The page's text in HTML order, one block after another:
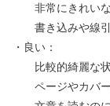
非常にきれいな
書き込みや線引
・良い：
比較的綺麗な状
ページやカバー